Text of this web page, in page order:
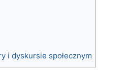
i dyskursie społecznym